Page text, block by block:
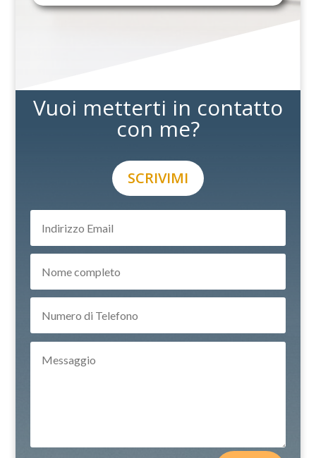
Vuoi metterti in contatto
con me?
SCRIVIMI